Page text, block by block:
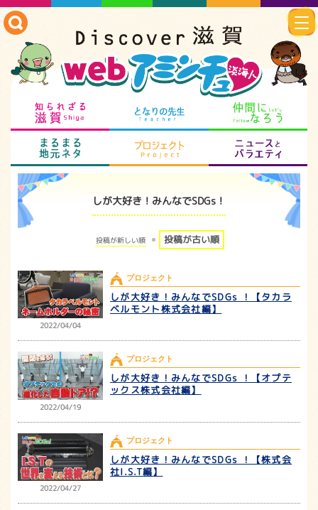
知られざる滋賀 となりの先生
まるまる地元ネタ プロジェクト
しが大好き！みんなでSDGs！
投稿が新しい順 投稿が古い順
2022/04/04
プロジェクト
しが大好き！みんなでSDGs ！【タカラ
ベルモント株式会社編】
2022/04/19
プロジェクト
しが大好き！みんなでSDGs ！【オプテ
ックス株式会社編】
2022/04/27
プロジェクト
しが大好き！みんなでSDGs ！【株式会
社I.S.T編】